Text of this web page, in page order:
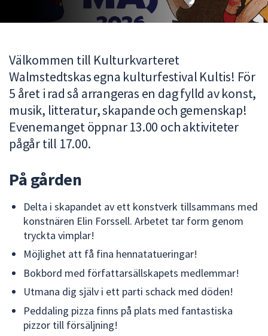
att
fältet.
Använd
piltangenterna
för
att
navigera
för
att
välja
av
dem.
Välkommen till Kulturkvarteret
Walmstedtskas egna kulturfestival Kultis! För
5 året i rad så arrangeras en dag fylld av konst,
musik, litteratur, skapande och gemenskap!
Evenemanget öppnar 13.00 och aktiviteter
pågår till 17.00.
På gården
Delta i skapandet av ett konstverk tillsammans med
konstnären Elin Forssell. Arbetet tar form genom
tryckta vimplar!
Möjlighet att få fina hennatatueringar!
Bokbord med författarsällskapets medlemmar!
Utmana dig själv i ett parti schack med döden!
Peddaling pizza finns på plats med fantastiska
pizzor till försäljning!